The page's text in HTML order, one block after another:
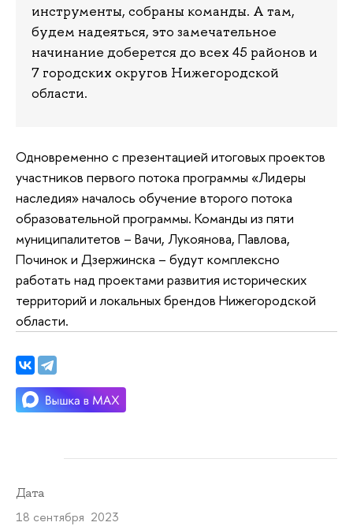
инструменты, собраны команды. А там,
будем надеяться, это замечательное
начинание доберется до всех 45 районов и
7 городских округов Нижегородской
области.
Одновременно с презентацией итоговых проектов
участников первого потока программы «Лидеры
наследия» началось обучение второго потока
образовательной программы. Команды из пяти
муниципалитетов – Вачи, Лукоянова, Павлова,
Починок и Дзержинска – будут комплексно
работать над проектами развития исторических
территорий и локальных брендов Нижегородской
области.
Дата
18 сентября 2023